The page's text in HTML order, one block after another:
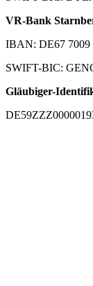
VR-Bank
IBAN: DE67 7009
SWIFT-BIC:
Gläubiger-